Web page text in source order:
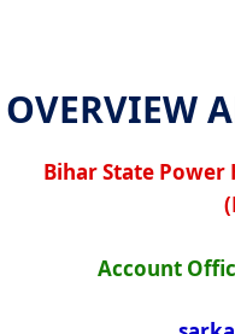
OVERVIEW
Bihar State
Account